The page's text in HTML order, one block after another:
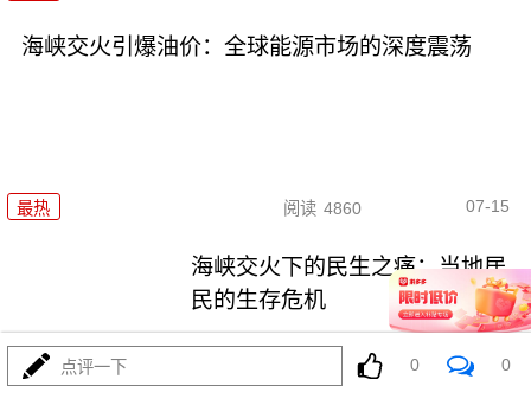
海峡交火引爆油价：全球能源市场的深度震荡
最热 阅读 4860 07-15
海峡交火下的民生之痛：当地居
民的生存危机
阅读 4025
点评一下 0 0